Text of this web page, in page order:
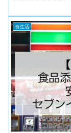
食生活